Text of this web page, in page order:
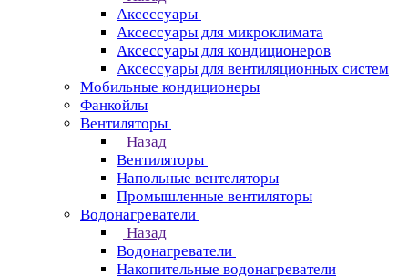
Аксессуары
Аксессуары для микроклимата
Аксессуары для кондиционеров
Аксессуары для вентиляционных систем
Мобильные кондиционеры
Фанкойлы
Вентиляторы
Назад
Вентиляторы
Напольные вентеляторы
Промышленные вентиляторы
Водонагреватели
Назад
Водонагреватели
Накопительные водонагреватели